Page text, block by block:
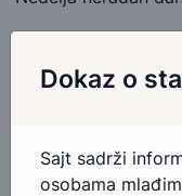
Dokaz o
Sajt sadrži
osobama